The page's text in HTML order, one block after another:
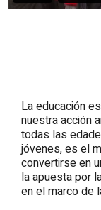
La educación
nuestra acción
todas las
jóvenes, es el
convertirse en
la apuesta por
en el marco de